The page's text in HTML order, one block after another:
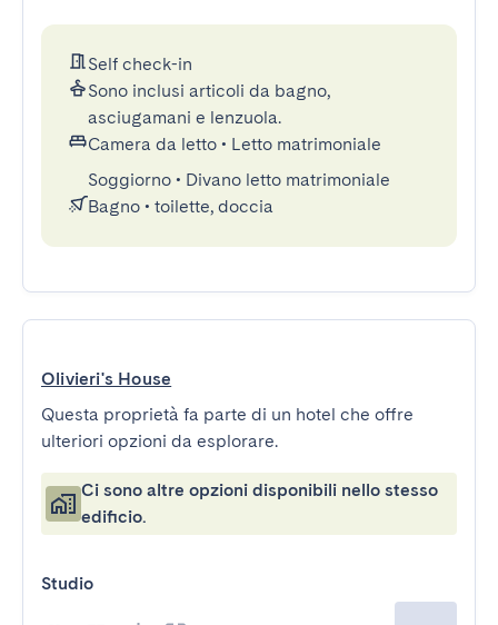
Self check-in
Sono inclusi articoli da bagno,
asciugamani e lenzuola.
Camera da letto • Letto matrimoniale
Soggiorno • Divano letto matrimoniale
Bagno • toilette, doccia
Olivieri's House
Questa proprietà fa parte di un hotel che offre
ulteriori opzioni da esplorare.
Ci sono altre opzioni disponibili nello stesso
edificio.
Studio